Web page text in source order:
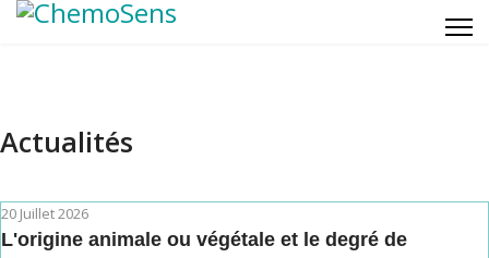
Actualités
20 Juillet 2026
L'origine animale ou végétale et le degré de